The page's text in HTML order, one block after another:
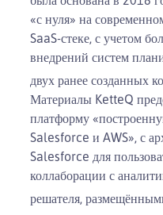
«с нуля» на
SaaS-стеке, с учетом
внедрений систем
двух ранее созданных
Материалы KetteQ
платформу
Salesforce и AWS», с
Salesforce для
коллаборации с
решателя,